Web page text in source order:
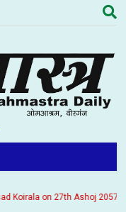
on 27th Ashoj 2057.